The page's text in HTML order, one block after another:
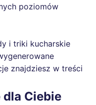
poziomów
i triki kucharskie
znajdziesz w treści
dla Ciebie